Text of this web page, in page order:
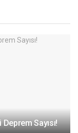
Sayısı!